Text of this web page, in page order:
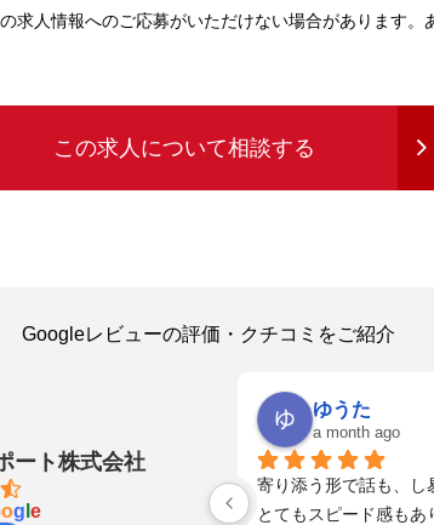
求人情報へのご応募がいただけない場合があります。
この求人について相談する
Googleレビューの評価・クチコミをご紹介
ート株式会社
og le
成功しました！とっても
す〜転職される方へ是
ゆうた
a month ago
寄り添う形で話も、し
とてもスピード感もあ